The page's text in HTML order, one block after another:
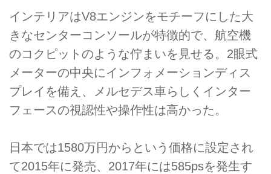
インテリアはV8エンジンをモチーフにした大
きなセンターコンソールが特徴的で、航空機
のコクピットのような佇まいを見せる。2眼式
メーターの中央にインフォメーションディス
プレイを備え、メルセデス車らしくインター
フェースの視認性や操作性は高かった。
日本では1580万円からという価格に設定され
て2015年に発売、2017年には585psを発生す